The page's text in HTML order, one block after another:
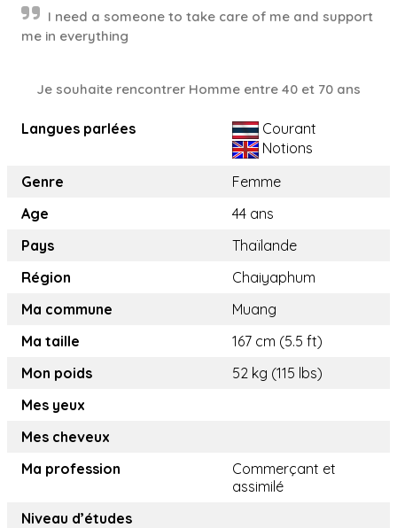
I need a someone to take care of me and support
me in everything
Je souhaite rencontrer Homme entre 40 et 70 ans
Langues parlées
Courant
Notions
Genre
Femme
Age
44 ans
Pays
Thaïlande
Région
Chaiyaphum
Ma commune
Muang
Ma taille
167 cm (5.5 ft)
Mon poids
52 kg (115 lbs)
Mes yeux
Mes cheveux
Ma profession
Commerçant et
assimilé
Niveau d’études